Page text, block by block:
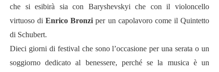
che si esibirà sia con Baryshevskyi che con il violoncello
virtuoso diEnrico Bronzi per un capolavoro come il Quintetto
di Schubert.
Dieci giorni di festival che sono l’occasione per una serata o un
soggiorno dedicato al benessere, perché se la musica è un